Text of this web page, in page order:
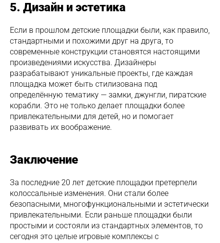
5. Дизайн и эстетика
Если в прошлом детские площадки были, как правило,
стандартными и похожими друг на друга, то
современные конструкции становятся настоящими
произведениями искусства. Дизайнеры
разрабатывают уникальные проекты, где каждая
площадка может быть стилизована под
определённую тематику — замки, джунгли, пиратские
корабли. Это не только делает площадки более
привлекательными для детей, но и помогает
развивать их воображение.
Заключение
За последние 20 лет детские площадки претерпели
колоссальные изменения. Они стали более
безопасными, многофункциональными и эстетически
привлекательными. Если раньше площадки были
простыми и состояли из стандартных элементов, то
сегодня это целые игровые комплексы с